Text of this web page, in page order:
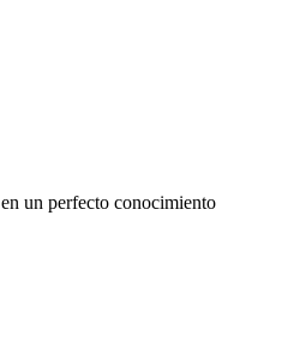
un perfecto conocimiento